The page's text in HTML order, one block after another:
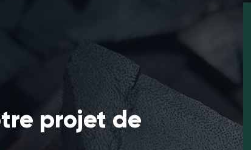
projet de